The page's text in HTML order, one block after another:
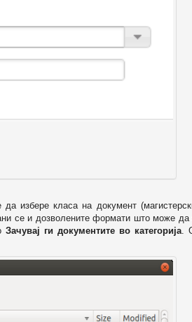
избере класа на документ
се и дозволените формати што може
Зачувај ги документите во категорија.